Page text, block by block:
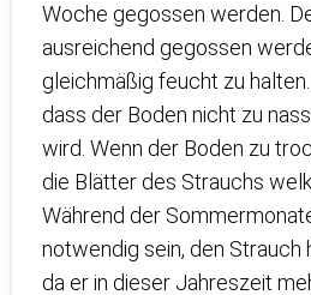
Woche gegossen werden.
ausreichend gegossen
gleichmäßig feucht zu
dass der Boden nicht zu
wird. Wenn der Boden zu
die Blätter des Strauchs
Während der
notwendig sein, den Strauch
da er in dieser Jahreszeit